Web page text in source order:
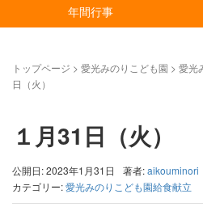
年間行事
トップページ > 愛光みのりこども園 > 愛光
日（火）
１月31日（火）
公開日: 2023年1月31日 著者:aikouminori
カテゴリー:愛光みのりこども園給食献立